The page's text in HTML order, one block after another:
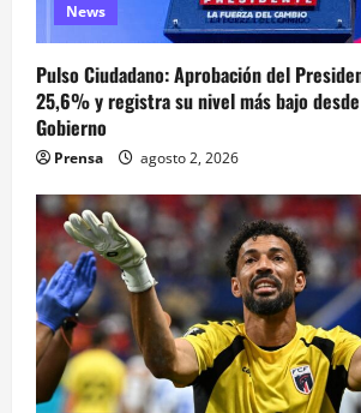
News
Pulso Ciudadano: Aprobación del
25,6% y registra su nivel más bajo
Gobierno
Prensa agosto 2, 2026